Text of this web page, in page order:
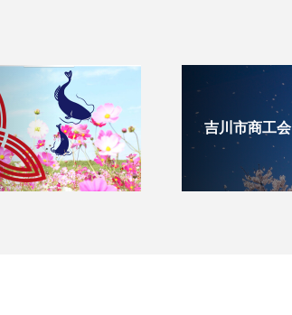
吉川市商工会